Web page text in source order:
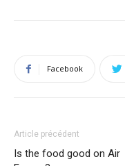
Facebook
Article précédent
Is the food good on Air